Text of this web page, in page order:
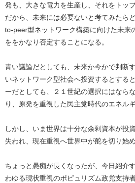
発も、大きな電力を生産し、それをトッ
だから、未来には必要ないと考てみたら
to-peer型ネットワーク構築に向けた未来
ををかなり否定することになる。
青い議論だとしても、未来か今かで判断
いネットワーク型社会へ投資するとする
ーだとしても、２１世紀の選択にはなら
り、原発を重視した民主党時代のエネル
しかし、いま世界は十分な余剰資本が投
失われ、現在重視へ世界中が舵を切り始
ちょっと愚痴が長くなったが、今日紹介
わゆる現状重視のポピュリズム政党支持